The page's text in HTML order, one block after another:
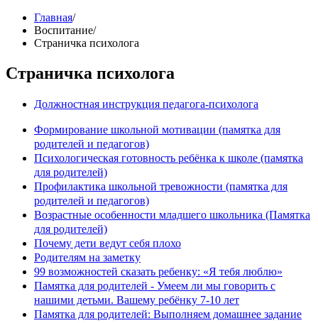
Главная/
Воспитание/
Страничка психолога
Страничка психолога
Должностная инструкция педагога-психолога
Формирование школьной мотивации (памятка для
родителей и педагогов)
Психологическая готовность ребёнка к школе (памятка
для родителей)
Профилактика школьной тревожности (памятка для
родителей и педагогов)
Возрастные особенности младшего школьника (Памятка
для родителей)
Почему дети ведут себя плохо
Родителям на заметку
99 возможностей сказать ребенку: «Я тебя люблю»
Памятка для родителей - Умеем ли мы говорить с
нашими детьми. Вашему ребёнку 7-10 лет
Памятка для родителей: Выполняем домашнее задание